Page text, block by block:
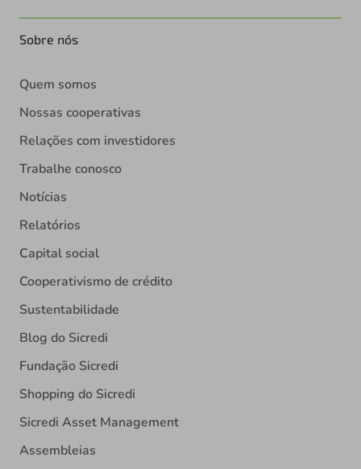
Sobre nós
Quem somos
Nossas cooperativas
Relações com investidores
Trabalhe conosco
Notícias
Relatórios
Capital social
Cooperativismo de crédito
Sustentabilidade
Blog do Sicredi
Fundação Sicredi
Shopping do Sicredi
Sicredi Asset Management
Assembleias